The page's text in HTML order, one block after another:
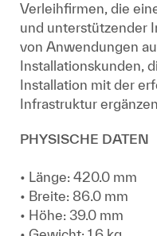
Verleihfirmen, die
und unterstützender
von Anwendungen
Installationskunden,
Installation mit der
Infrastruktur
PHYSISCHE DATEN
• Länge: 420.0 mm
• Breite: 86.0 mm
• Höhe: 39.0 mm